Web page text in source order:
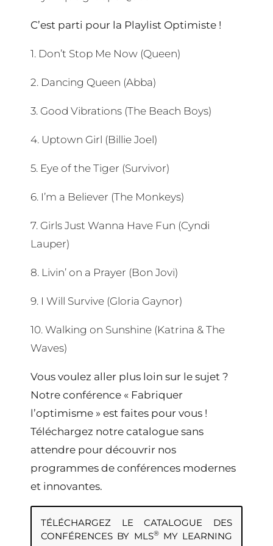
C’est parti pour la Playlist Optimiste !
1. Don’t Stop Me Now (Queen)
2. Dancing Queen (Abba)
3. Good Vibrations (The Beach Boys)
4. Uptown Girl (Billie Joel)
5. Eye of the Tiger (Survivor)
6. I’m a Believer (The Monkeys)
7. Girls Just Wanna Have Fun (Cyndi
Lauper)
8. Livin’ on a Prayer (Bon Jovi)
9. I Will Survive (Gloria Gaynor)
10. Walking on Sunshine (Katrina & The
Waves)
Vous voulez aller plus loin sur le sujet ?
Notre conférence « Fabriquer
l’optimisme » est faites pour vous !
Téléchargez notre catalogue sans
attendre pour découvrir nos
programmes de conférences modernes
et innovantes.
TÉLÉCHARGEZ LE CATALOGUE DES
CONFÉRENCES BY MLS®MY LEARNING